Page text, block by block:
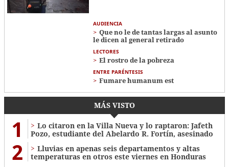
AUDIENCIA
Que no le de tantas largas al asunto
le dicen al general retirado
LECTORES
El rostro de la pobreza
ENTRE PARÉNTESIS
Fumare humanum est
MÁS VISTO
1
Lo citaron en la Villa Nueva y lo raptaron: Jafeth
Pozo, estudiante del Abelardo R. Fortín, asesinado
2
Lluvias en apenas seis departamentos y altas
temperaturas en otros este viernes en Honduras